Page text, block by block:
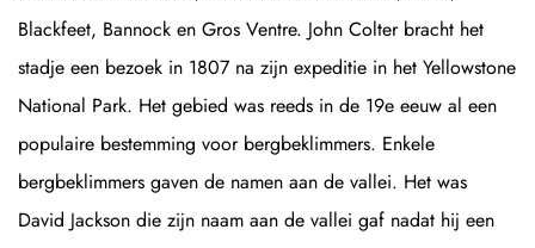
Blackfeet, Bannock en Gros Ventre. John Colter bracht het
stadje een bezoek in 1807 na zijn expeditie in het Yellowstone
National Park. Het gebied was reeds in de 19e eeuw al een
populaire bestemming voor bergbeklimmers. Enkele
bergbeklimmers gaven de namen aan de vallei. Het was
David Jackson die zijn naam aan de vallei gaf nadat hij een